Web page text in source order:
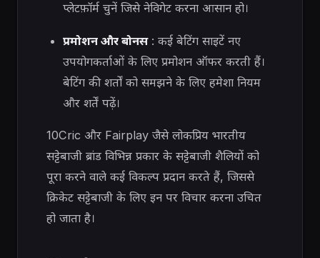
प्लेटफ़ॉर्म चुनें जिसे नेविगेट करना आसान हो।
प्रमोशन और बोनस: कई बेटिंग साइटें नए
उपयोगकर्ताओं के लिए प्रमोशन ऑफर करती हैं।
बेटिंग की शर्तों को समझने के लिए हमेशा नियम
और शर्तें पढ़ें।
10Cric और Fairplay जैसे लोकप्रिय भारतीय
सट्टेबाजी ब्रांड विभिन्न प्रकार के सट्टेबाजी शैलियों को
पूरा करने वाले कई विकल्प प्रदान करते हैं, जिससे
क्रिकेट सट्टेबाजी के लिए इन पर विचार करना उचित
हो जाता है।